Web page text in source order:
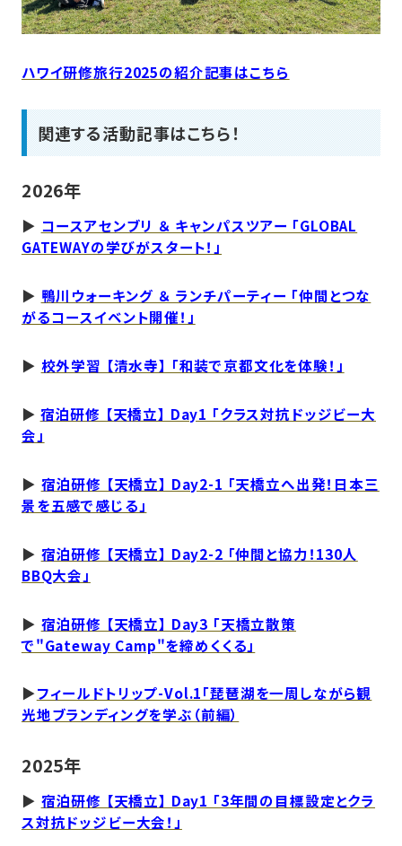
ハワイ研修旅行2025の紹介記事はこちら
関連する活動記事はこちら！
2026年
▶︎ コースアセンブリ ＆ キャンパスツアー 「GLOBAL
GATEWAYの学びがスタート！」
▶︎ 鴨川ウォーキング ＆ ランチパーティー 「仲間とつな
がるコースイベント開催！」
▶ 校外学習 【清水寺】 「和装で京都文化を体験！」
▶ 宿泊研修 【天橋立】 Day1 「クラス対抗ドッジビー大
会」
▶ 宿泊研修 【天橋立】 Day2-1 「天橋立へ出発！日本三
景を五感で感じる」
▶ 宿泊研修 【天橋立】 Day2-2 「仲間と協力！130人
BBQ大会」
▶ 宿泊研修 【天橋立】 Day3 「天橋立散策
で"Gateway Camp"を締めくくる」
▶フィールドトリップ-Vol.1「琵琶湖を一周しながら観
光地ブランディングを学ぶ（前編）
2025年
▶︎ 宿泊研修 【天橋立】 Day1 「3年間の目標設定とクラ
ス対抗ドッジビー大会！」